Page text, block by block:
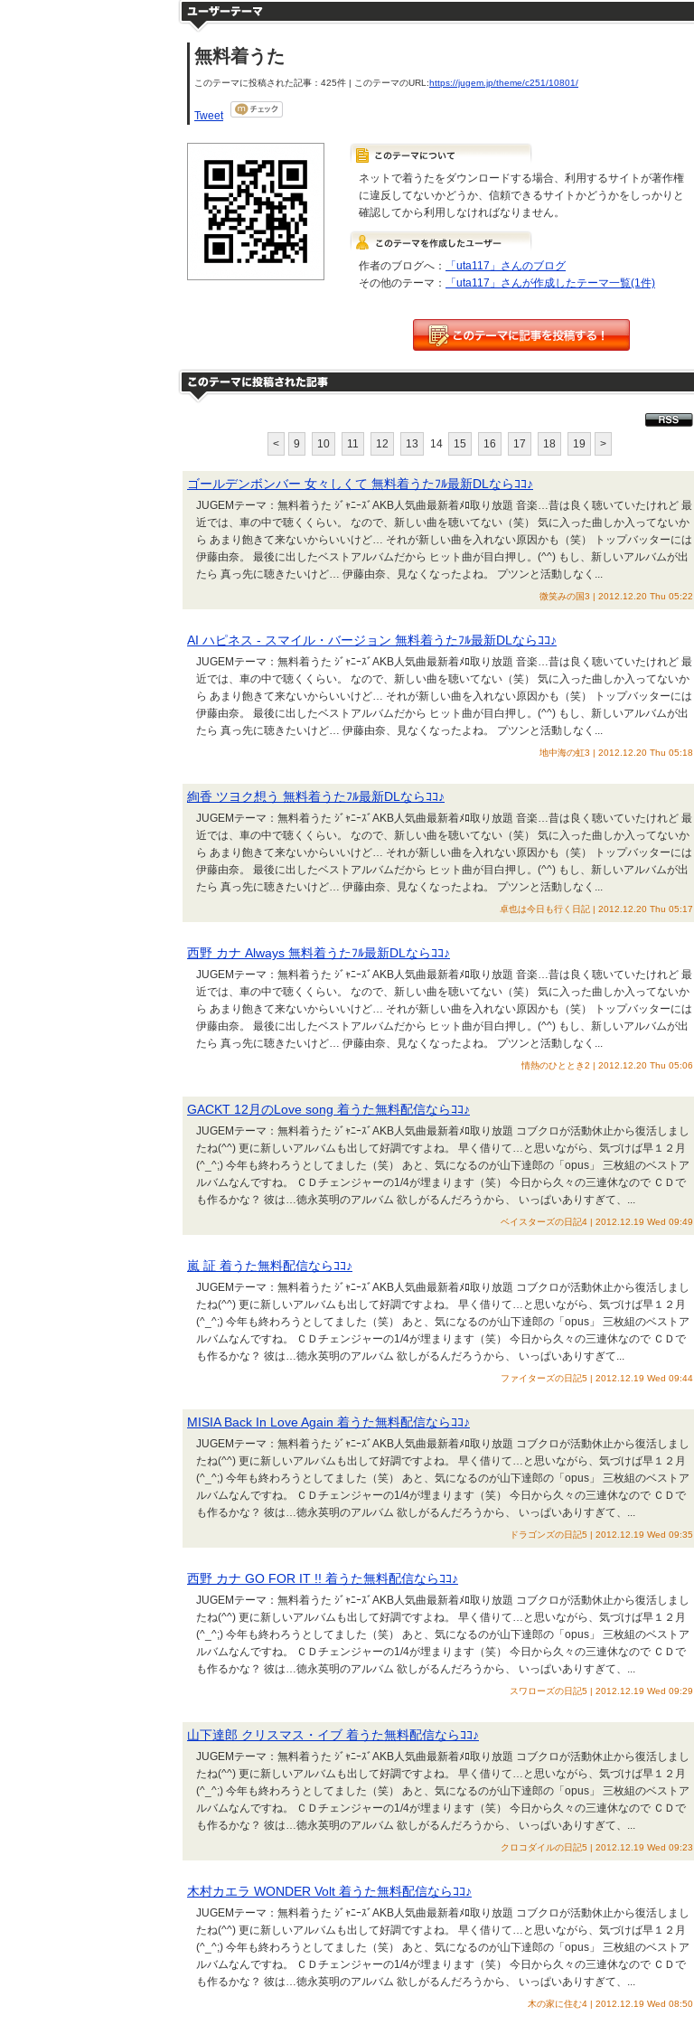
無料着うた
このテーマに投稿された記事：425件 | このテーマのURL:https://jugem.jp/theme/c251/10801/
Tweet
ネットで着うたをダウンロードする場合、利用するサイトが著作権
に違反してないかどうか、信頼できるサイトかどうかをしっかりと
確認してから利用しなければなりません。
作者のブログへ：
「uta117」さんのブログ
その他のテーマ：
「uta117」さんが作成したテーマ一覧(1件)
< 9 10 11 12 13 14 15 16 17 18 19 >
ゴールデンボンバー 女々しくて 無料着うたﾌﾙ最新DLならｺｺ♪
JUGEMテーマ：無料着うた ｼﾞｬﾆｰｽﾞAKB人気曲最新着ﾒﾛ取り放題 音楽…昔は良く聴いていたけれど 最
近では、車の中で聴くくらい。 なので、新しい曲を聴いてない（笑） 気に入った曲しか入ってないか
ら あまり飽きて来ないからいいけど… それが新しい曲を入れない原因かも（笑） トップバッターには
伊藤由奈。 最後に出したベストアルバムだから ヒット曲が目白押し。(^^) もし、新しいアルバムが出
たら 真っ先に聴きたいけど… 伊藤由奈、見なくなったよね。 プツンと活動しなく...
微笑みの国3 | 2012.12.20 Thu 05:22
AI ハピネス - スマイル・バージョン 無料着うたﾌﾙ最新DLならｺｺ♪
JUGEMテーマ：無料着うた ｼﾞｬﾆｰｽﾞAKB人気曲最新着ﾒﾛ取り放題 音楽…昔は良く聴いていたけれど 最
近では、車の中で聴くくらい。 なので、新しい曲を聴いてない（笑） 気に入った曲しか入ってないか
ら あまり飽きて来ないからいいけど… それが新しい曲を入れない原因かも（笑） トップバッターには
伊藤由奈。 最後に出したベストアルバムだから ヒット曲が目白押し。(^^) もし、新しいアルバムが出
たら 真っ先に聴きたいけど… 伊藤由奈、見なくなったよね。 プツンと活動しなく...
地中海の虹3 | 2012.12.20 Thu 05:18
絢香 ツヨク想う 無料着うたﾌﾙ最新DLならｺｺ♪
JUGEMテーマ：無料着うた ｼﾞｬﾆｰｽﾞAKB人気曲最新着ﾒﾛ取り放題 音楽…昔は良く聴いていたけれど 最
近では、車の中で聴くくらい。 なので、新しい曲を聴いてない（笑） 気に入った曲しか入ってないか
ら あまり飽きて来ないからいいけど… それが新しい曲を入れない原因かも（笑） トップバッターには
伊藤由奈。 最後に出したベストアルバムだから ヒット曲が目白押し。(^^) もし、新しいアルバムが出
たら 真っ先に聴きたいけど… 伊藤由奈、見なくなったよね。 プツンと活動しなく...
卓也は今日も行く日記 | 2012.12.20 Thu 05:17
西野 カナ Always 無料着うたﾌﾙ最新DLならｺｺ♪
JUGEMテーマ：無料着うた ｼﾞｬﾆｰｽﾞAKB人気曲最新着ﾒﾛ取り放題 音楽…昔は良く聴いていたけれど 最
近では、車の中で聴くくらい。 なので、新しい曲を聴いてない（笑） 気に入った曲しか入ってないか
ら あまり飽きて来ないからいいけど… それが新しい曲を入れない原因かも（笑） トップバッターには
伊藤由奈。 最後に出したベストアルバムだから ヒット曲が目白押し。(^^) もし、新しいアルバムが出
たら 真っ先に聴きたいけど… 伊藤由奈、見なくなったよね。 プツンと活動しなく...
情熱のひととき2 | 2012.12.20 Thu 05:06
GACKT 12月のLove song 着うた無料配信ならｺｺ♪
JUGEMテーマ：無料着うた ｼﾞｬﾆｰｽﾞAKB人気曲最新着ﾒﾛ取り放題 コブクロが活動休止から復活しまし
たね(^^) 更に新しいアルバムも出して好調ですよね。 早く借りて…と思いながら、気づけば早１２月
(^_^;) 今年も終わろうとしてました（笑） あと、気になるのが山下達郎の「opus」 三枚組のベストア
ルバムなんですね。 ＣＤチェンジャーの1/4が埋まります（笑） 今日から久々の三連休なので ＣＤで
も作るかな？ 彼は…徳永英明のアルバム 欲しがるんだろうから、 いっぱいありすぎて、...
ベイスターズの日記4 | 2012.12.19 Wed 09:49
嵐 証 着うた無料配信ならｺｺ♪
JUGEMテーマ：無料着うた ｼﾞｬﾆｰｽﾞAKB人気曲最新着ﾒﾛ取り放題 コブクロが活動休止から復活しまし
たね(^^) 更に新しいアルバムも出して好調ですよね。 早く借りて…と思いながら、気づけば早１２月
(^_^;) 今年も終わろうとしてました（笑） あと、気になるのが山下達郎の「opus」 三枚組のベストア
ルバムなんですね。 ＣＤチェンジャーの1/4が埋まります（笑） 今日から久々の三連休なので ＣＤで
も作るかな？ 彼は…徳永英明のアルバム 欲しがるんだろうから、 いっぱいありすぎて...
ファイターズの日記5 | 2012.12.19 Wed 09:44
MISIA Back In Love Again 着うた無料配信ならｺｺ♪
JUGEMテーマ：無料着うた ｼﾞｬﾆｰｽﾞAKB人気曲最新着ﾒﾛ取り放題 コブクロが活動休止から復活しまし
たね(^^) 更に新しいアルバムも出して好調ですよね。 早く借りて…と思いながら、気づけば早１２月
(^_^;) 今年も終わろうとしてました（笑） あと、気になるのが山下達郎の「opus」 三枚組のベストア
ルバムなんですね。 ＣＤチェンジャーの1/4が埋まります（笑） 今日から久々の三連休なので ＣＤで
も作るかな？ 彼は…徳永英明のアルバム 欲しがるんだろうから、 いっぱいありすぎて、...
ドラゴンズの日記5 | 2012.12.19 Wed 09:35
西野 カナ GO FOR IT !! 着うた無料配信ならｺｺ♪
JUGEMテーマ：無料着うた ｼﾞｬﾆｰｽﾞAKB人気曲最新着ﾒﾛ取り放題 コブクロが活動休止から復活しまし
たね(^^) 更に新しいアルバムも出して好調ですよね。 早く借りて…と思いながら、気づけば早１２月
(^_^;) 今年も終わろうとしてました（笑） あと、気になるのが山下達郎の「opus」 三枚組のベストア
ルバムなんですね。 ＣＤチェンジャーの1/4が埋まります（笑） 今日から久々の三連休なので ＣＤで
も作るかな？ 彼は…徳永英明のアルバム 欲しがるんだろうから、 いっぱいありすぎて、...
スワローズの日記5 | 2012.12.19 Wed 09:29
山下達郎 クリスマス・イブ 着うた無料配信ならｺｺ♪
JUGEMテーマ：無料着うた ｼﾞｬﾆｰｽﾞAKB人気曲最新着ﾒﾛ取り放題 コブクロが活動休止から復活しまし
たね(^^) 更に新しいアルバムも出して好調ですよね。 早く借りて…と思いながら、気づけば早１２月
(^_^;) 今年も終わろうとしてました（笑） あと、気になるのが山下達郎の「opus」 三枚組のベストア
ルバムなんですね。 ＣＤチェンジャーの1/4が埋まります（笑） 今日から久々の三連休なので ＣＤで
も作るかな？ 彼は…徳永英明のアルバム 欲しがるんだろうから、 いっぱいありすぎて、...
クロコダイルの日記5 | 2012.12.19 Wed 09:23
木村カエラ WONDER Volt 着うた無料配信ならｺｺ♪
JUGEMテーマ：無料着うた ｼﾞｬﾆｰｽﾞAKB人気曲最新着ﾒﾛ取り放題 コブクロが活動休止から復活しまし
たね(^^) 更に新しいアルバムも出して好調ですよね。 早く借りて…と思いながら、気づけば早１２月
(^_^;) 今年も終わろうとしてました（笑） あと、気になるのが山下達郎の「opus」 三枚組のベストア
ルバムなんですね。 ＣＤチェンジャーの1/4が埋まります（笑） 今日から久々の三連休なので ＣＤで
も作るかな？ 彼は…徳永英明のアルバム 欲しがるんだろうから、 いっぱいありすぎて、...
木の家に住む4 | 2012.12.19 Wed 08:50